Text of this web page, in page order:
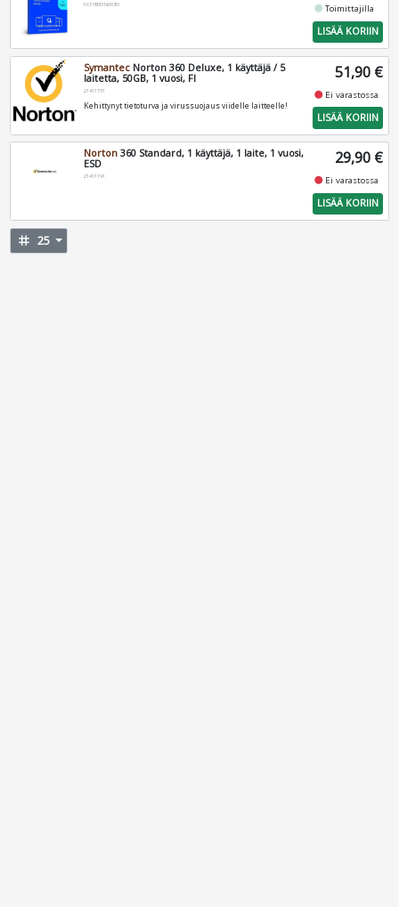
FCFYBR1N003FI fiber_manual_recordToimittajilla
LISÄÄ KORIIN
Symantec Norton 360 Deluxe, 1 käyttäjä / 5
laitetta, 50GB, 1 vuosi, FI
21411731
Kehittynyt tietoturva ja virussuojaus viidelle laitteelle!
51,90 €
fiber_manual_record Ei varastossa
LISÄÄ KORIIN
Norton 360 Standard, 1 käyttäjä, 1 laite, 1 vuosi,
ESD
21411741
29,90 €
fiber_manual_record Ei varastossa
LISÄÄ KORIIN
tag 25